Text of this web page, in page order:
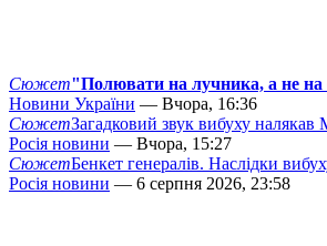
Сюжет"Полювати на лучника, а не на
Новини України — Вчора, 16:36
СюжетЗагадковий звук вибуху
Росія новини — Вчора, 15:27
СюжетБенкет генералів. Наслідки
Росія новини — 6 серпня 2026, 23:58